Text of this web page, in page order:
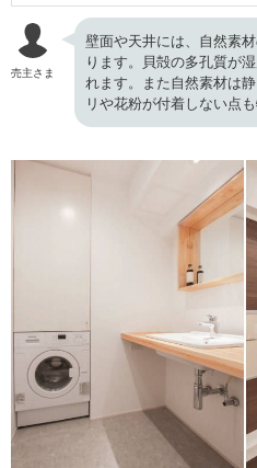
売主さま
壁面や天井には、自然素
ります。貝殻の多孔質が
れます。また自然素材は
リや花粉が付着しない点も